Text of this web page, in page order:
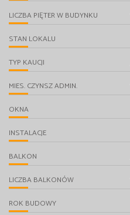
LICZBA PIĘTER W BUDYNKU
STAN LOKALU
TYP KAUCJI
MIES. CZYNSZ ADMIN.
OKNA
INSTALACJE
BALKON
LICZBA BALKONÓW
ROK BUDOWY